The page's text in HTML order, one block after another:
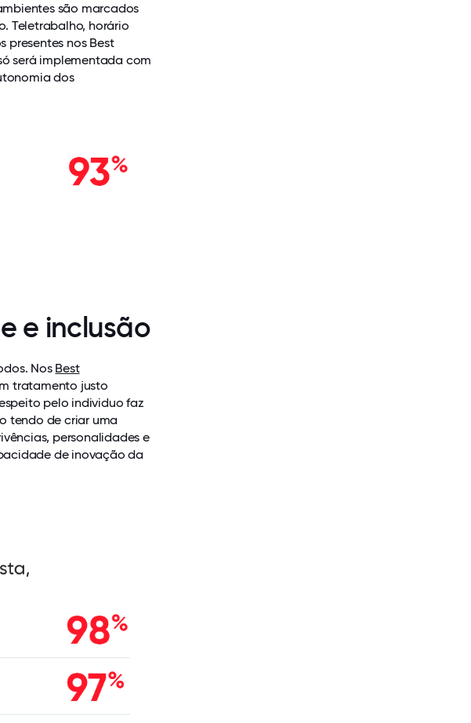
são marcados
Teletrabalho, horário
presentes nos Best
será implementada com
dos
e inclusão
Nos Best
tratamento justo
pelo individuo faz
tendo de criar uma
personalidades e
de inovação da